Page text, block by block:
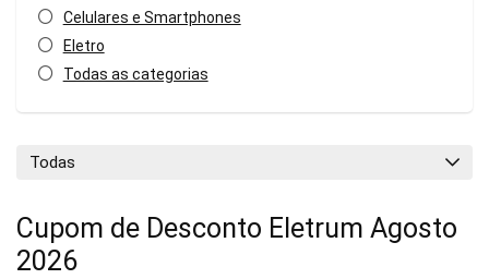
Celulares e Smartphones
Eletro
Todas as categorias
Todas
Cupom de Desconto Eletrum Agosto
2026